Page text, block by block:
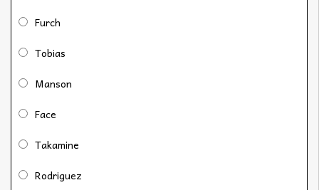
Furch
Tobias
Manson
Face
Takamine
Rodriguez